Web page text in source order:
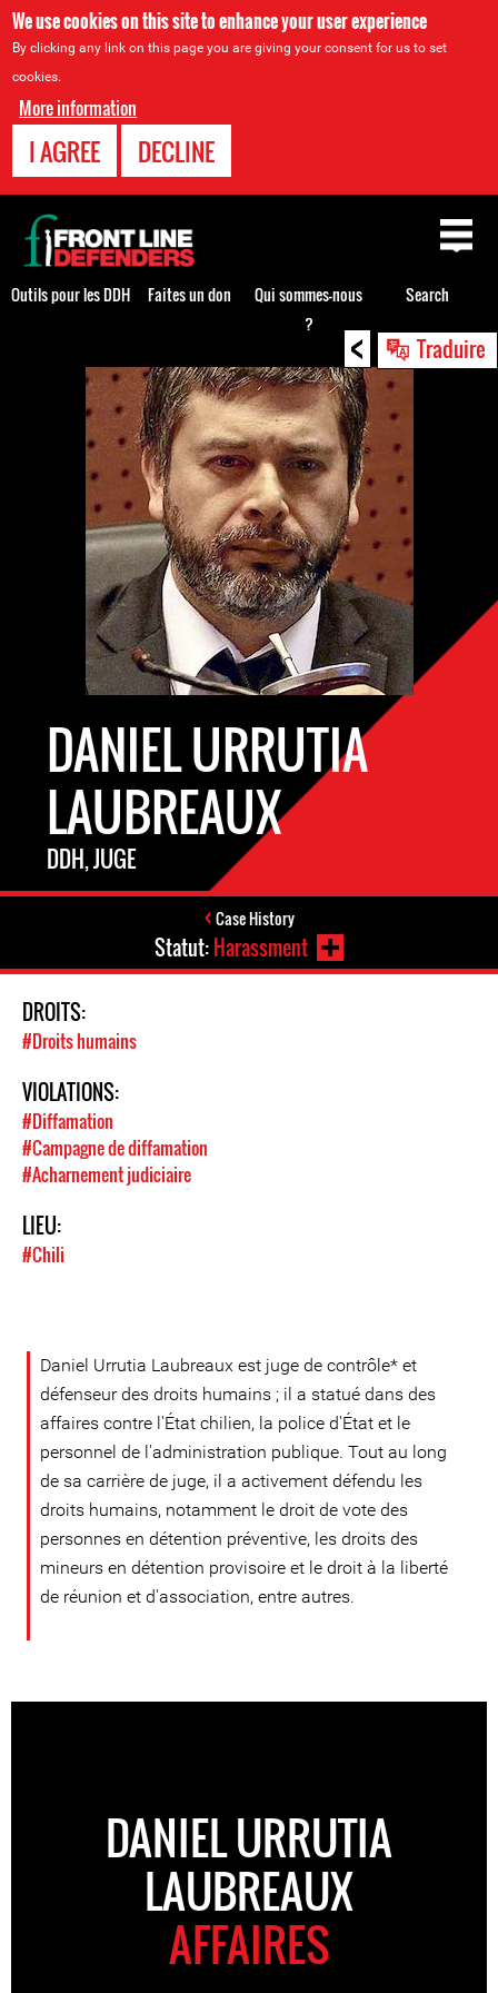
We use cookies on this site to enhance your user experience
By clicking any link on this page you are giving your consent for us to set
cookies.
More information
I AGREE DECLINE
< Traduire
DANIEL URRUTIA
LAUBREAUX
DDH, JUGE
Case History
Statut:Harassment
DROITS:
#Droits humains
VIOLATIONS:
#Diffamation
#Campagne de diffamation
#Acharnement judiciaire
LIEU:
#Chili
Daniel Urrutia Laubreaux est juge de contrôle* et
défenseur des droits humains ; il a statué dans des
affaires contre l'État chilien, la police d'État et le
personnel de l'administration publique. Tout au long
de sa carrière de juge, il a activement défendu les
droits humains, notamment le droit de vote des
personnes en détention préventive, les droits des
mineurs en détention provisoire et le droit à la liberté
de réunion et d'association, entre autres.
DANIEL URRUTIA
LAUBREAUX
AFFAIRES
Back
to
top
Outils pour les DDH Faites un don
Qui sommes-nous
?
Search